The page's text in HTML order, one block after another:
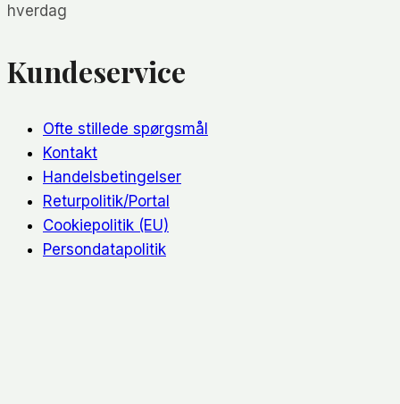
hverdag
Kundeservice
Ofte stillede spørgsmål
Kontakt
Handelsbetingelser
Returpolitik/Portal
Cookiepolitik (EU)
Persondatapolitik